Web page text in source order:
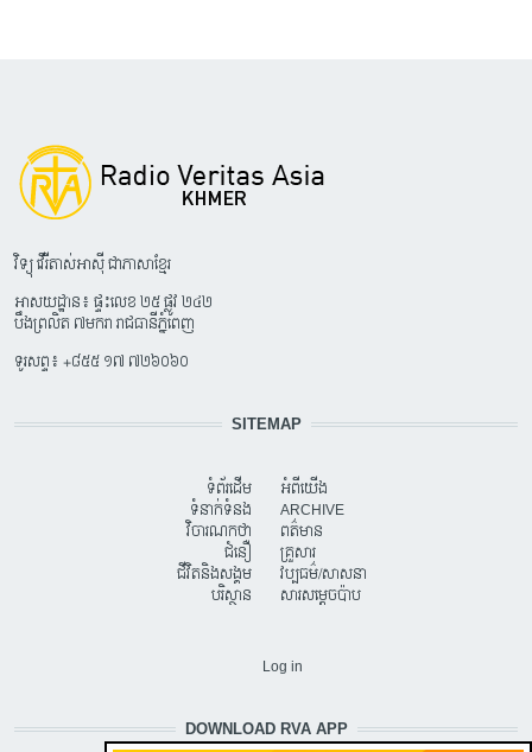
វិទ្យុ វើរីតាស់អាស៊ី ជាភាសាខ្មែរ
អាសយដ្ឋាន៖ ផ្ទះលេខ ២៥ ផ្លូវ ២៤២
បឹងព្រលិត ៧មករា រាជធានីភ្នំពេញ
ទូរសព្ទ៖ +៨៥៥ ១៧ ៧២៦០៦០
SITEMAP
ទំព័រដើម
ទំនាក់ទំនង
វិចារណកថា
ជំនឿ
ជីវិតនិងសង្គម
បរិស្ថាន
អំពីយើង
ARCHIVE
ពត៌មាន
គ្រួសារ
វប្បធម៌/សាសនា
សារសម្តេចប៉ាប
Log in
DOWNLOAD RVA APP